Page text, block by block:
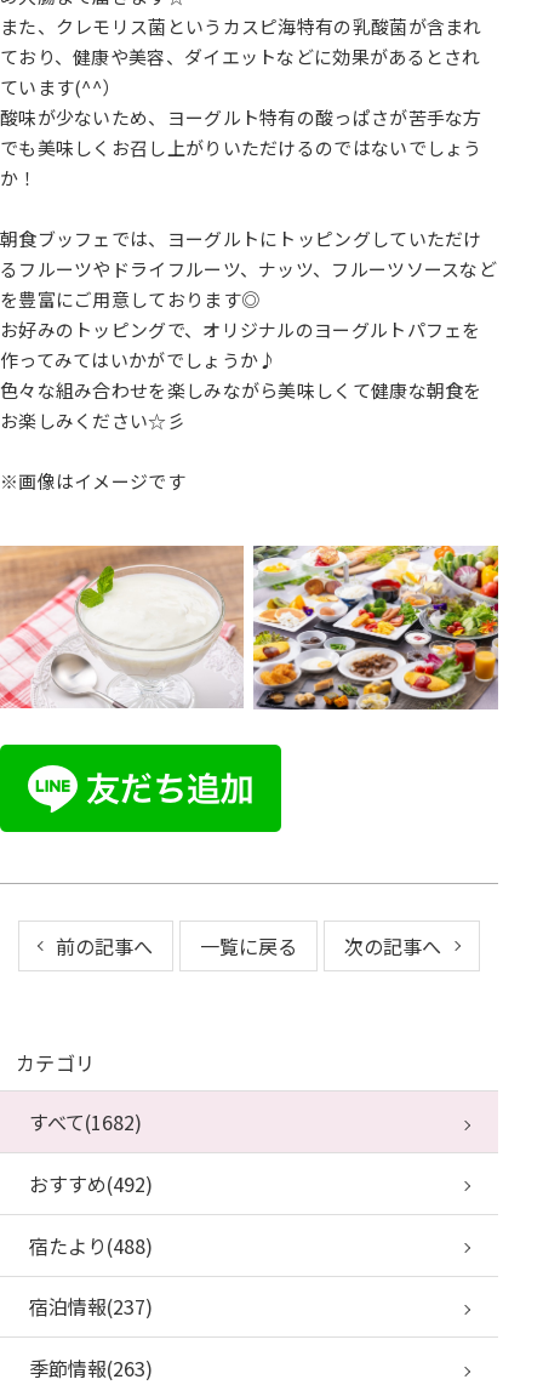
また、クレモリス菌というカスピ海特有の乳酸菌が含まれ
ており、健康や美容、ダイエットなどに効果があるとされ
ています(^^）
酸味が少ないため、ヨーグルト特有の酸っぱさが苦手な方
でも美味しくお召し上がりいただけるのではないでしょう
か！
朝食ブッフェでは、ヨーグルトにトッピングしていただけ
るフルーツやドライフルーツ、ナッツ、フルーツソースなど
を豊富にご用意しております◎
お好みのトッピングで、オリジナルのヨーグルトパフェを
作ってみてはいかがでしょうか♪
色々な組み合わせを楽しみながら美味しくて健康な朝食を
お楽しみください☆彡
※画像はイメージです
前の記事へ 一覧に戻る 次の記事へ
カテゴリ
すべて(1682)
おすすめ(492)
宿たより(488)
宿泊情報(237)
季節情報(263)